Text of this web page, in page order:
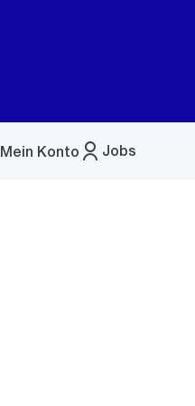
Jobs
Mein Konto
Menü